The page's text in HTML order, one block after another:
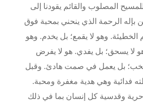
المصلوب والقائم يقودنا إلى
بإله الرحمة الذي ينحني بمحبة فوق
الخطيئة. وهو لا يقمع؛ بل يخدم. وهو
لا يسحق؛ بل يفدي. هو لا يفرض
بل يعمل في صمت هادئ. وقبل
فدائية وهي هدية مغفرة ومحبة.
حرية وقدسية كل إنسان بما في ذلك